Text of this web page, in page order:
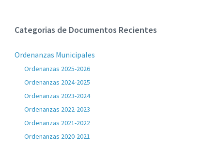
Categorias de Documentos Recientes
Ordenanzas Municipales
Ordenanzas 2025-2026
Ordenanzas 2024-2025
Ordenanzas 2023-2024
Ordenanzas 2022-2023
Ordenanzas 2021-2022
Ordenanzas 2020-2021